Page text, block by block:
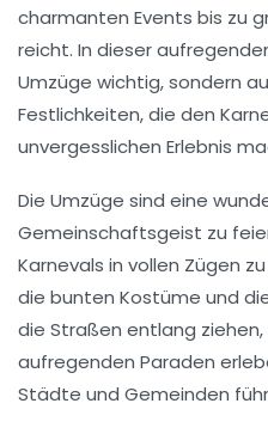
charmanten Events bis zu
reicht. In dieser
Umzüge wichtig, sondern
Festlichkeiten, die den
unvergesslichen Erlebnis
Die Umzüge sind eine
Gemeinschaftsgeist zu
Karnevals in vollen Zügen
die bunten Kostüme und
die Straßen entlang ziehen,
aufregenden Paraden
Städte und Gemeinden